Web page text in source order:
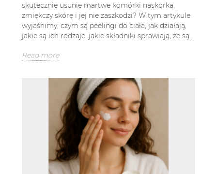
skutecznie usunie martwe komórki naskórka,
zmiękczy skórę i jej nie zaszkodzi? W tym artykule
wyjaśnimy, czym są peelingi do ciała, jak działają,
jakie są ich rodzaje, jakie składniki sprawiają, że są...
Read more